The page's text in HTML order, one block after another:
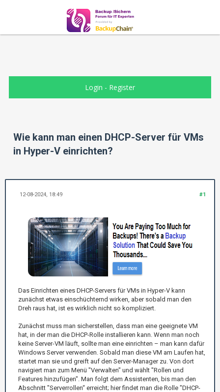
Login - Register
Wie kann man einen DHCP-Server für VMs
in Hyper-V einrichten?
#1
12-08-2024, 18:49
Das Einrichten eines DHCP-Servers für VMs in Hyper-V kann
zunächst etwas einschüchternd wirken, aber sobald man den
Dreh raus hat, ist es wirklich nicht so kompliziert.
Zunächst muss man sicherstellen, dass man eine geeignete VM
hat, in der man die DHCP-Rolle installieren kann. Wenn man noch
keine Server-VM läuft, sollte man eine einrichten – man kann dafür
Windows Server verwenden. Sobald man diese VM am Laufen hat,
startet man sie und greift auf den Server-Manager zu. Von dort
navigiert man zum Menü "Verwalten" und wählt "Rollen und
Features hinzufügen". Man folgt dem Assistenten, bis man den
Abschnitt "Serverrollen“ erreicht; hier findet man die Rolle "DHCP-